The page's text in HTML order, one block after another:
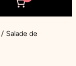
/ Salade de